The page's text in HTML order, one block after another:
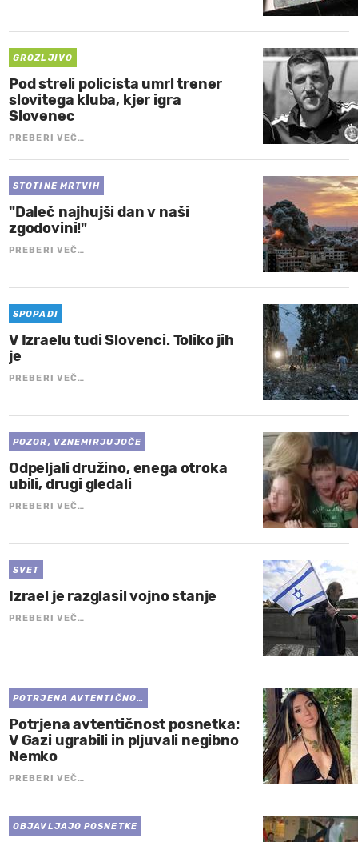
GROZLJIVO
Pod streli policista umrl trener
slovitega kluba, kjer igra
Slovenec
PREBERI VEČ…
STOTINE MRTVIH
"Daleč najhujši dan v naši
zgodovini!"
PREBERI VEČ…
SPOPADI
V Izraelu tudi Slovenci. Toliko jih
je
PREBERI VEČ…
POZOR, VZNEMIRJUJOČE
Odpeljali družino, enega otroka
ubili, drugi gledali
PREBERI VEČ…
SVET
Izrael je razglasil vojno stanje
PREBERI VEČ…
POTRJENA AVTENTIČNO…
Potrjena avtentičnost posnetka:
V Gazi ugrabili in pljuvali negibno
Nemko
PREBERI VEČ…
OBJAVLJAJO POSNETKE